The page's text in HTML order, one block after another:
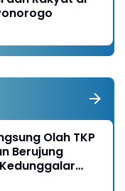
Olah TKP
Berujung